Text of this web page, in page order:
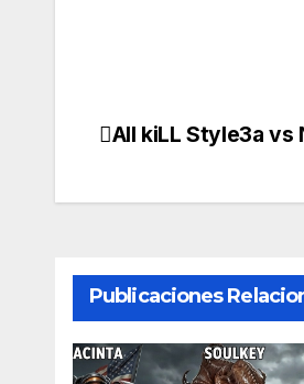
Navegación
All kiLL Style3a vs
Publicaciones